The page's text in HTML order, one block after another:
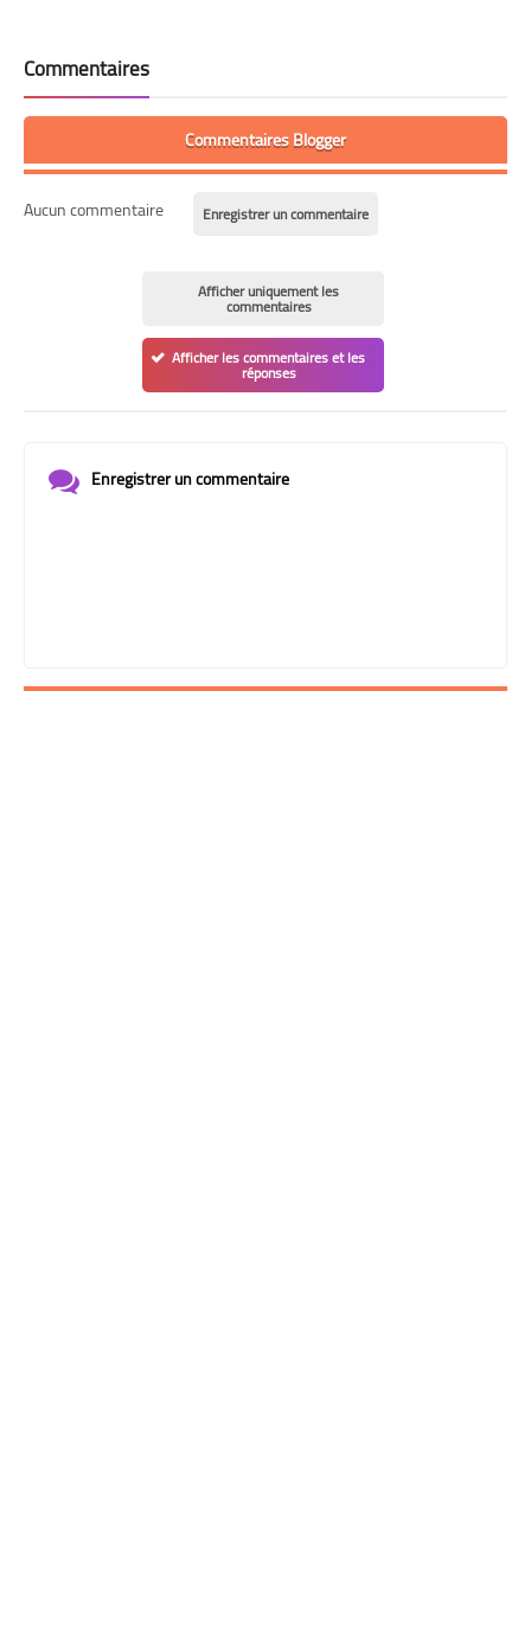
Commentaires
Commentaires Blogger
Aucun commentaire Enregistrer un commentaire
Afficher uniquement les
commentaires
Afficher les commentaires et les
réponses
Enregistrer un commentaire